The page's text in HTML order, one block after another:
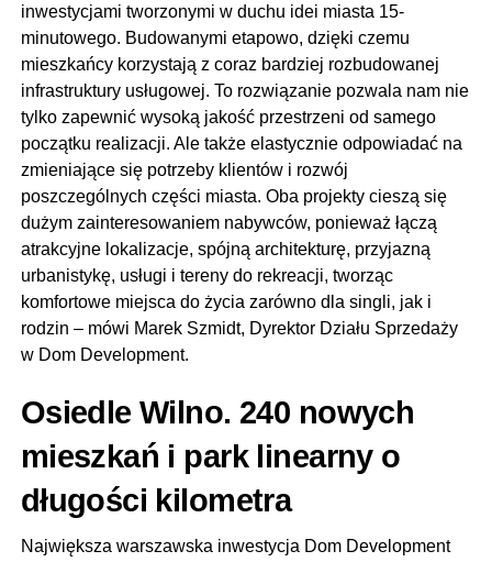
inwestycjami tworzonymi w duchu idei miasta 15-
minutowego. Budowanymi etapowo, dzięki czemu
mieszkańcy korzystają z coraz bardziej rozbudowanej
infrastruktury usługowej. To rozwiązanie pozwala nam nie
tylko zapewnić wysoką jakość przestrzeni od samego
początku realizacji. Ale także elastycznie odpowiadać na
zmieniające się potrzeby klientów i rozwój
poszczególnych części miasta. Oba projekty cieszą się
dużym zainteresowaniem nabywców, ponieważ łączą
atrakcyjne lokalizacje, spójną architekturę, przyjazną
urbanistykę, usługi i tereny do rekreacji, tworząc
komfortowe miejsca do życia zarówno dla singli, jak i
rodzin – mówi Marek Szmidt, Dyrektor Działu Sprzedaży
w Dom Development.
Osiedle Wilno. 240 nowych
mieszkań i park linearny o
długości kilometra
Największa warszawska inwestycja Dom Development